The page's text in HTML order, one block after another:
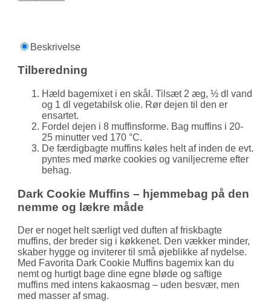
Beskrivelse
Tilberedning
Hæld bagemixet i en skål. Tilsæt 2 æg, ½ dl vand
og 1 dl vegetabilsk olie. Rør dejen til den er
ensartet.
Fordel dejen i 8 muffinsforme. Bag muffins i 20-
25 minutter ved 170 °C.
De færdigbagte muffins køles helt af inden de evt.
pyntes med mørke cookies og vaniljecreme efter
behag.
Dark Cookie Muffins – hjemmebag på den
nemme og lækre måde
Der er noget helt særligt ved duften af friskbagte
muffins, der breder sig i køkkenet. Den vækker minder,
skaber hygge og inviterer til små øjeblikke af nydelse.
Med Favorita Dark Cookie Muffins bagemix kan du
nemt og hurtigt bage dine egne bløde og saftige
muffins med intens kakaosmag – uden besvær, men
med masser af smag.